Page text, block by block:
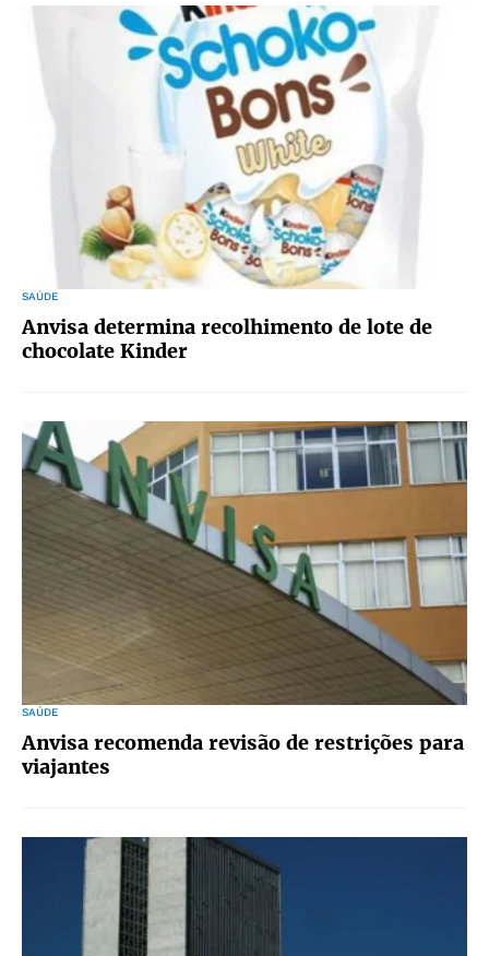
SAÚDE
Anvisa determina recolhimento de lote de
chocolate Kinder
SAÚDE
Anvisa recomenda revisão de restrições para
viajantes